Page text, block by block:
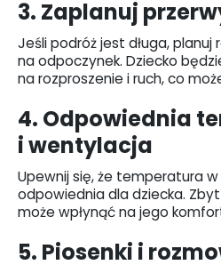
3. Zaplanuj
Jeśli podróż jest długa, planuj
na odpoczynek. Dziecko
na rozproszenie i ruch, co
4. Odpowiednia
i wentylacja
Upewnij się, że temperatura
odpowiednia dla dziecka.
może wpłynąć na jego
5. Piosenki i